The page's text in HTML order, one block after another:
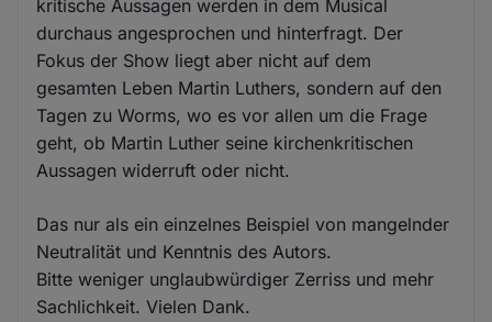
kritische Aussagen werden in dem Musical
durchaus angesprochen und hinterfragt. Der
Fokus der Show liegt aber nicht auf dem
gesamten Leben Martin Luthers, sondern auf den
Tagen zu Worms, wo es vor allen um die Frage
geht, ob Martin Luther seine kirchenkritischen
Aussagen widerruft oder nicht.
Das nur als ein einzelnes Beispiel von mangelnder
Neutralität und Kenntnis des Autors.
Bitte weniger unglaubwürdiger Zerriss und mehr
Sachlichkeit. Vielen Dank.